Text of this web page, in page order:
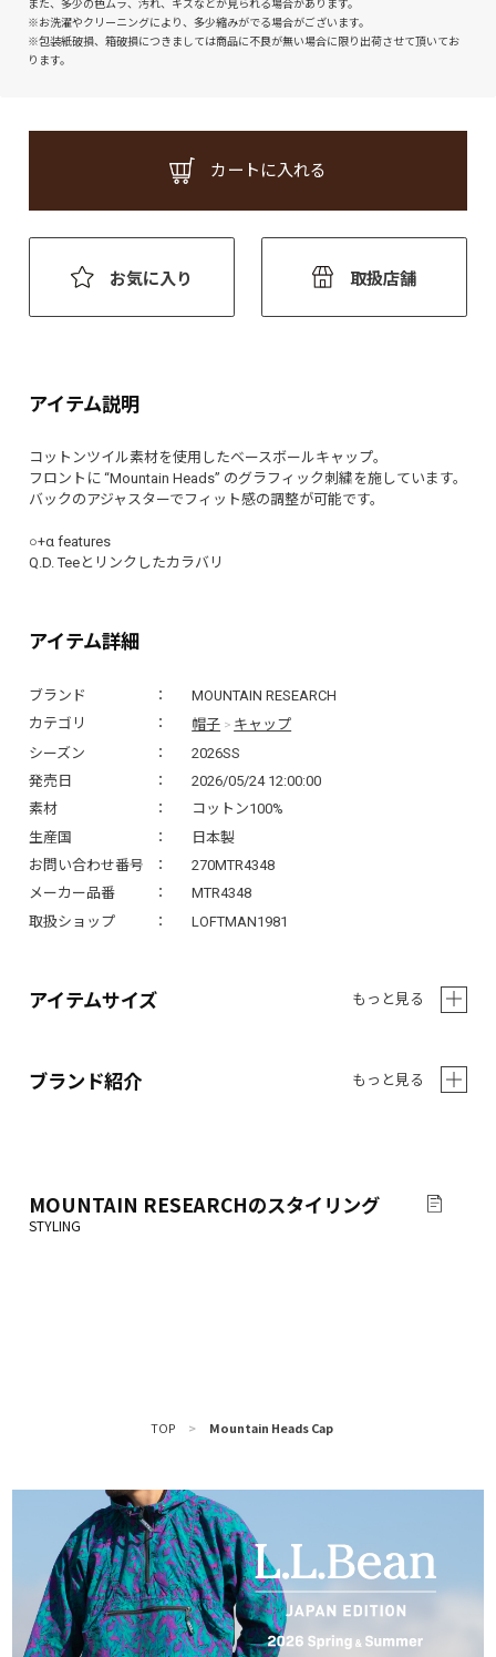
また、多少の色ムラ、汚れ、キズなどが見られる場合があります。
※お洗濯やクリーニングにより、多少縮みがでる場合がございます。
※包装紙破損、箱破損につきましては商品に不良が無い場合に限り出荷させて頂いてお
ります。
カートに入れる
お気に入り 取扱店舗
アイテム詳細
ブランド
MOUNTAIN RESEARCH
カテゴリ
帽子 > キャップ
シーズン
2026SS
発売日
2026/05/24 12:00:00
素材
コットン100%
生産国
日本製
お問い合わせ番号
270MTR4348
メーカー品番
MTR4348
取扱ショップ
LOFTMAN1981
アイテム説明
コットンツイル素材を使用したベースボールキャップ。
フロントに “Mountain Heads” のグラフィック刺繍を施しています。
バックのアジャスターでフィット感の調整が可能です。
○+α features
Q.D. Teeとリンクしたカラバリ
アイテムサイズ もっと見る
ブランド紹介 もっと見る
MOUNTAIN RESEARCHのスタイリング
TOP > Mountain Heads Cap